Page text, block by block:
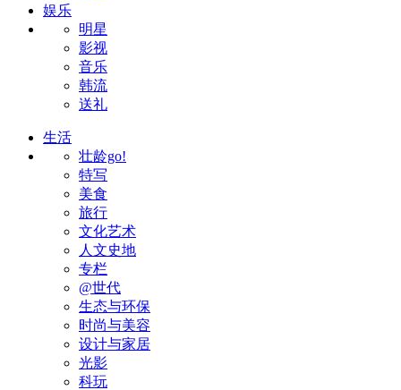
娱乐
明星
影视
音乐
韩流
送礼
生活
壮龄go!
特写
美食
旅行
文化艺术
人文史地
专栏
@世代
生态与环保
时尚与美容
设计与家居
光影
科玩